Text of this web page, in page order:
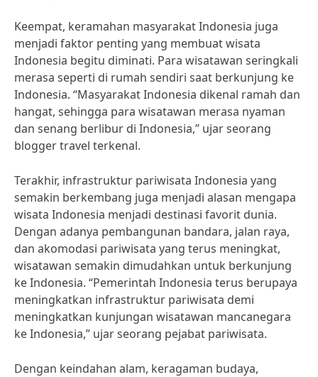
Keempat, keramahan masyarakat Indonesia juga
menjadi faktor penting yang membuat wisata
Indonesia begitu diminati. Para wisatawan seringkali
merasa seperti di rumah sendiri saat berkunjung ke
Indonesia. “Masyarakat Indonesia dikenal ramah dan
hangat, sehingga para wisatawan merasa nyaman
dan senang berlibur di Indonesia,” ujar seorang
blogger travel terkenal.
Terakhir, infrastruktur pariwisata Indonesia yang
semakin berkembang juga menjadi alasan mengapa
wisata Indonesia menjadi destinasi favorit dunia.
Dengan adanya pembangunan bandara, jalan raya,
dan akomodasi pariwisata yang terus meningkat,
wisatawan semakin dimudahkan untuk berkunjung
ke Indonesia. “Pemerintah Indonesia terus berupaya
meningkatkan infrastruktur pariwisata demi
meningkatkan kunjungan wisatawan mancanegara
ke Indonesia,” ujar seorang pejabat pariwisata.
Dengan keindahan alam, keragaman budaya,